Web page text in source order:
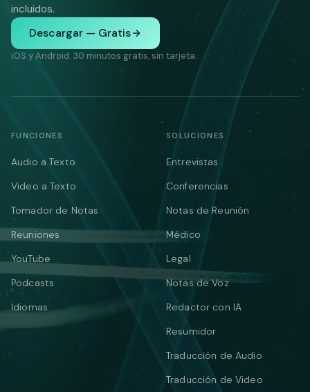
incluidos.
Descargar — Gratis
iOS y Android. 30 minutos gratis, sin tarjeta.
FUNCIONES
Audio a Texto
Video a Texto
Tomador de Notas
Reuniones
YouTube
Podcasts
Idiomas
SOLUCIONES
Entrevistas
Conferencias
Notas de Reunión
Médico
Legal
Notas de Voz
Redactor con IA
Resumidor
Traducción de Audio
Traducción de Video